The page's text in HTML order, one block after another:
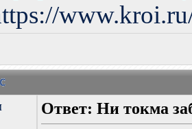
Ответ: Ни токма